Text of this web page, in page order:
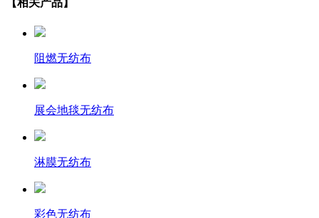
阻燃无纺布
展会地毯无纺布
淋膜无纺布
彩色无纺布